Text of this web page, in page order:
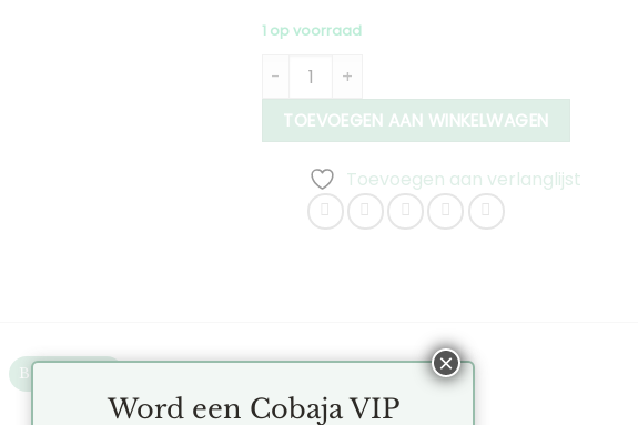
1 op voorraad
Hexa Oorstekers Klein aantal
TOEVOEGEN AAN WINKELWAGEN
Toevoegen aan verlanglijst
Beschrijving Beoordelingen (0)
Word een Cobaja VIP
×